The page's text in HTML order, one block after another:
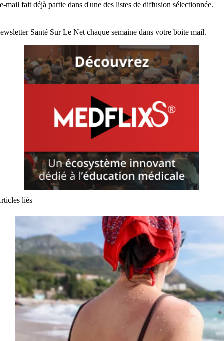
mail fait déjà partie dans d'une des listes de diffusion sélectionnée.
Santé Sur Le Net chaque semaine dans votre boite mail.
liés